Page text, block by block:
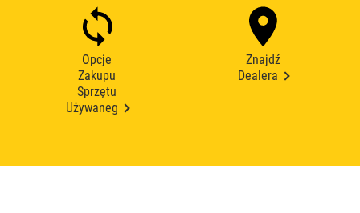
Opcje
Zakupu
Sprzętu
Używaneg
Znajdź
Dealera